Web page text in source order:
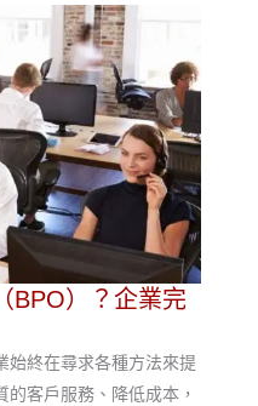
BPO）？企業完
始終在尋求各種方法來提
客戶服務、降低成本，